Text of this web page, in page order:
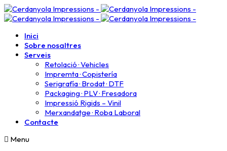
Inici
Sobre nosaltres
Serveis
Retolació · Vehicles
Impremta · Copistería​
Serigrafía · Brodat · DTF
Packaging · PLV · Fresadora
Impressió Rigids – Vinil
Merxandatge · Roba Laboral
Contacte
Menu